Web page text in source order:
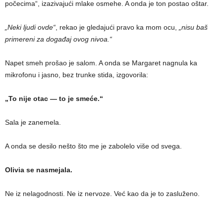
počecima“, izazivajući mlake osmehe. A onda je ton postao oštar.
„Neki ljudi ovde“, rekao je gledajući pravo ka mom ocu, „nisu baš
primereni za događaj ovog nivoa.“
Napet smeh prošao je salom. A onda se Margaret nagnula ka
mikrofonu i jasno, bez trunke stida, izgovorila:
„To nije otac — to je smeće.“
Sala je zanemela.
A onda se desilo nešto što me je zabolelo više od svega.
Olivia se nasmejala.
Ne iz nelagodnosti. Ne iz nervoze. Već kao da je to zasluženo.